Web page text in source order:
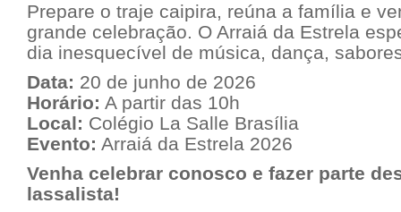
Prepare o traje caipira, reúna a família e
grande celebração. O Arraiá da Estrela
dia inesquecível de música, dança,
Data: 20 de junho de 2026
Horário: A partir das 10h
Local: Colégio La Salle Brasília
Evento: Arraiá da Estrela 2026
Venha celebrar conosco e fazer parte
lassalista!